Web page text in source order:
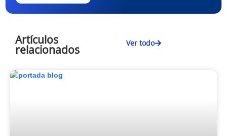
Artículos
relacionados Ver todo